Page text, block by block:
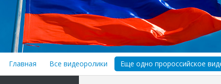
Главная Все видеоролики Еще одно пророссийское